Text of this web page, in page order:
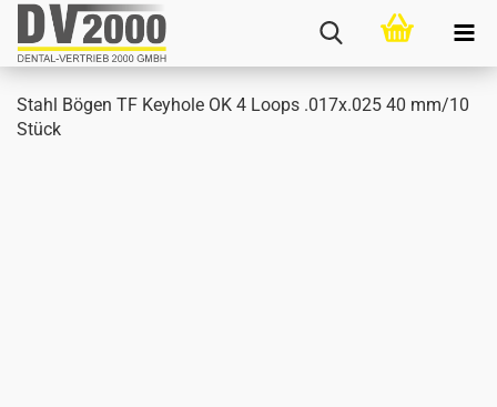
Stahl Bögen TF Key­ho­le OK 4 Loops .017x.025 40 mm/10
Stück